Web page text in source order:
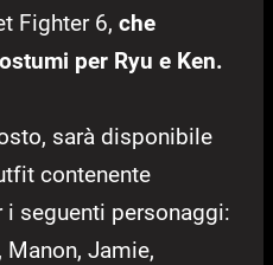
Fighter 6, che
per Ryu e Ken.
sarà disponibile
contenente
seguenti personaggi:
Manon, Jamie,